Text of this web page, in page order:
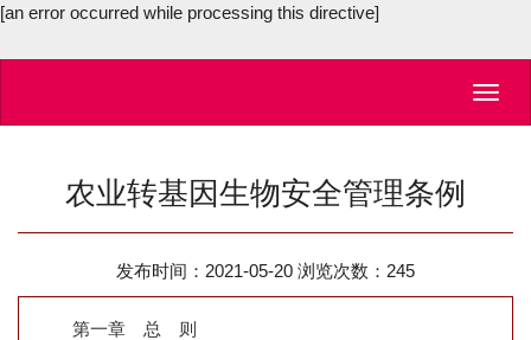
[an error occurred while processing this directive]
农业转基因生物安全管理条例
发布时间：2021-05-20 浏览次数： 245
第一章 总 则